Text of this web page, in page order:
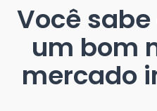
Você
um bom
mercado